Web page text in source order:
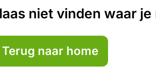
niet vinden waar
Terug naar home